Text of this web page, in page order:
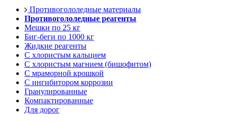
Противогололедные материалы
Противогололедные реагенты
Мешки по 25 кг
Биг-беги по 1000 кг
Жидкие реагенты
С хлористым кальцием
С хлористым магнием (бишофитом)
С мраморной крошкой
С ингибитором коррозии
Гранулированные
Компактированные
Для дорог